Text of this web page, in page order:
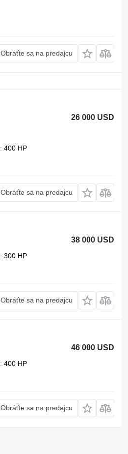
Obráťte sa na predajcu
26 000 USD
400 HP
Obráťte sa na predajcu
38 000 USD
300 HP
Obráťte sa na predajcu
46 000 USD
400 HP
Obráťte sa na predajcu